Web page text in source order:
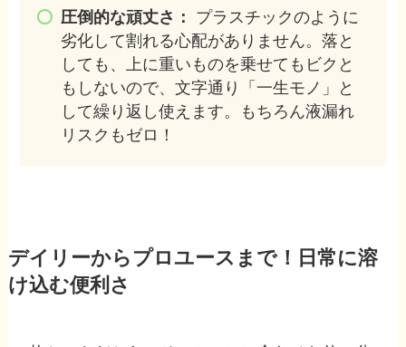
圧倒的な頑丈さ：
プラスチックのように
劣化して割れる心配がありません。落と
しても、上に重いものを乗せてもビクと
もしないので、文字通り「一生モノ」と
して繰り返し使えます。もちろん液漏れ
リスクもゼロ！
デイリーからプロユースまで！日常に溶
け込む便利さ